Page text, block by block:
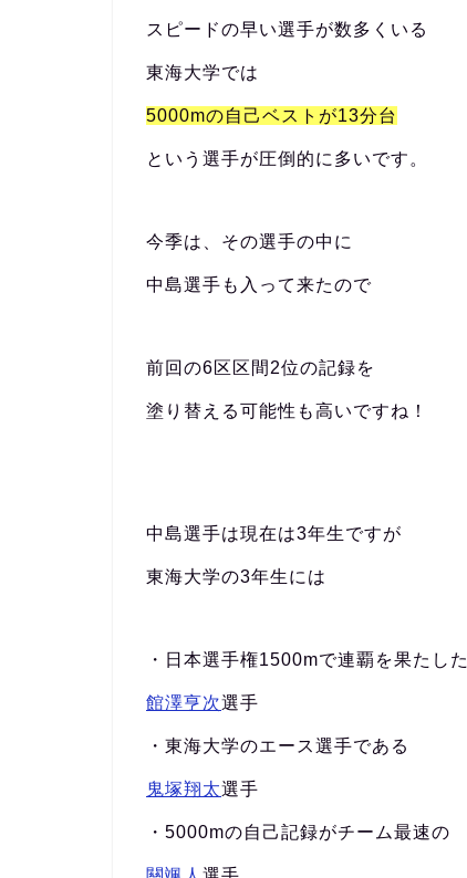
スピードの早い選手が数多くいる
東海大学では
5000mの自己ベストが13分台
という選手が圧倒的に多いです。
今季は、その選手の中に
中島選手も入って来たので
前回の6区区間2位の記録を
塗り替える可能性も高いですね！
中島選手は現在は3年生ですが
東海大学の3年生には
・日本選手権1500mで連覇を果たした
館澤亨次選手
・東海大学のエース選手である
鬼塚翔太選手
・5000mの自己記録がチーム最速の